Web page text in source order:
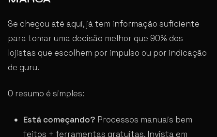
Se chegou até aqui, já tem informação suficiente
para tomar uma decisão melhor que 90% dos
lojistas que escolhem por impulso ou por indicação
de guru.
O resumo é simples:
Está começando? Processos manuais bem
feitos + ferramentas gratuitas. Invista em